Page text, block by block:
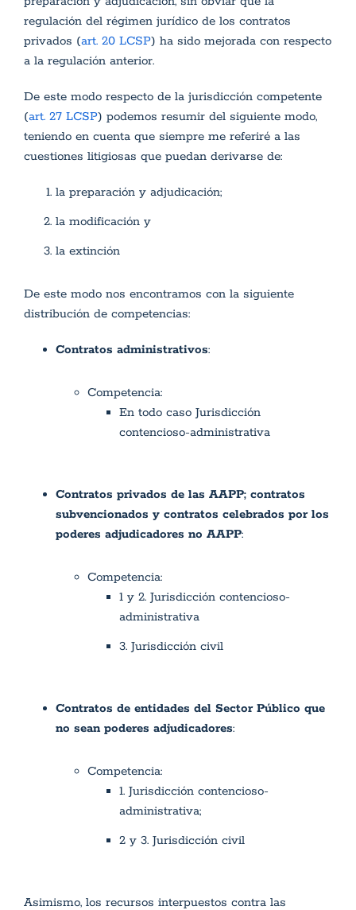
regulación del régimen jurídico de los contratos
privados (art. 20 LCSP) ha sido mejorada con respecto
a la regulación anterior.
De este modo respecto de la jurisdicción competente
(art. 27 LCSP) podemos resumir del siguiente modo,
teniendo en cuenta que siempre me referiré a las
cuestiones litigiosas que puedan derivarse de:
la preparación y adjudicación;
la modificación y
la extinción
De este modo nos encontramos con la siguiente
distribución de competencias:
Contratos administrativos:
Competencia:
En todo caso Jurisdicción
contencioso-administrativa
Contratos privados de las AAPP; contratos
subvencionados y contratos celebrados por los
poderes adjudicadores no AAPP:
Competencia:
1 y 2. Jurisdicción contencioso-
administrativa
3. Jurisdicción civil
Contratos de entidades del Sector Público que
no sean poderes adjudicadores:
Competencia:
1. Jurisdicción contencioso-
administrativa;
2 y 3. Jurisdicción civil
Asimismo, los recursos interpuestos contra las